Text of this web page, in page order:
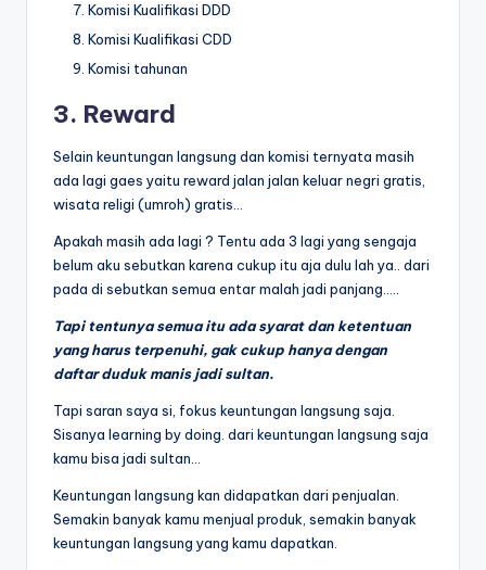
Komisi Kualifikasi DDD
Komisi Kualifikasi CDD
Komisi tahunan
3. Reward
Selain keuntungan langsung dan komisi ternyata masih
ada lagi gaes yaitu reward jalan jalan keluar negri gratis,
wisata religi (umroh) gratis…
Apakah masih ada lagi ? Tentu ada 3 lagi yang sengaja
belum aku sebutkan karena cukup itu aja dulu lah ya.. dari
pada di sebutkan semua entar malah jadi panjang…..
Tapi tentunya semua itu ada syarat dan ketentuan
yang harus terpenuhi, gak cukup hanya dengan
daftar duduk manis jadi sultan.
Tapi saran saya si, fokus keuntungan langsung saja.
Sisanya learning by doing. dari keuntungan langsung saja
kamu bisa jadi sultan…
Keuntungan langsung kan didapatkan dari penjualan.
Semakin banyak kamu menjual produk, semakin banyak
keuntungan langsung yang kamu dapatkan.